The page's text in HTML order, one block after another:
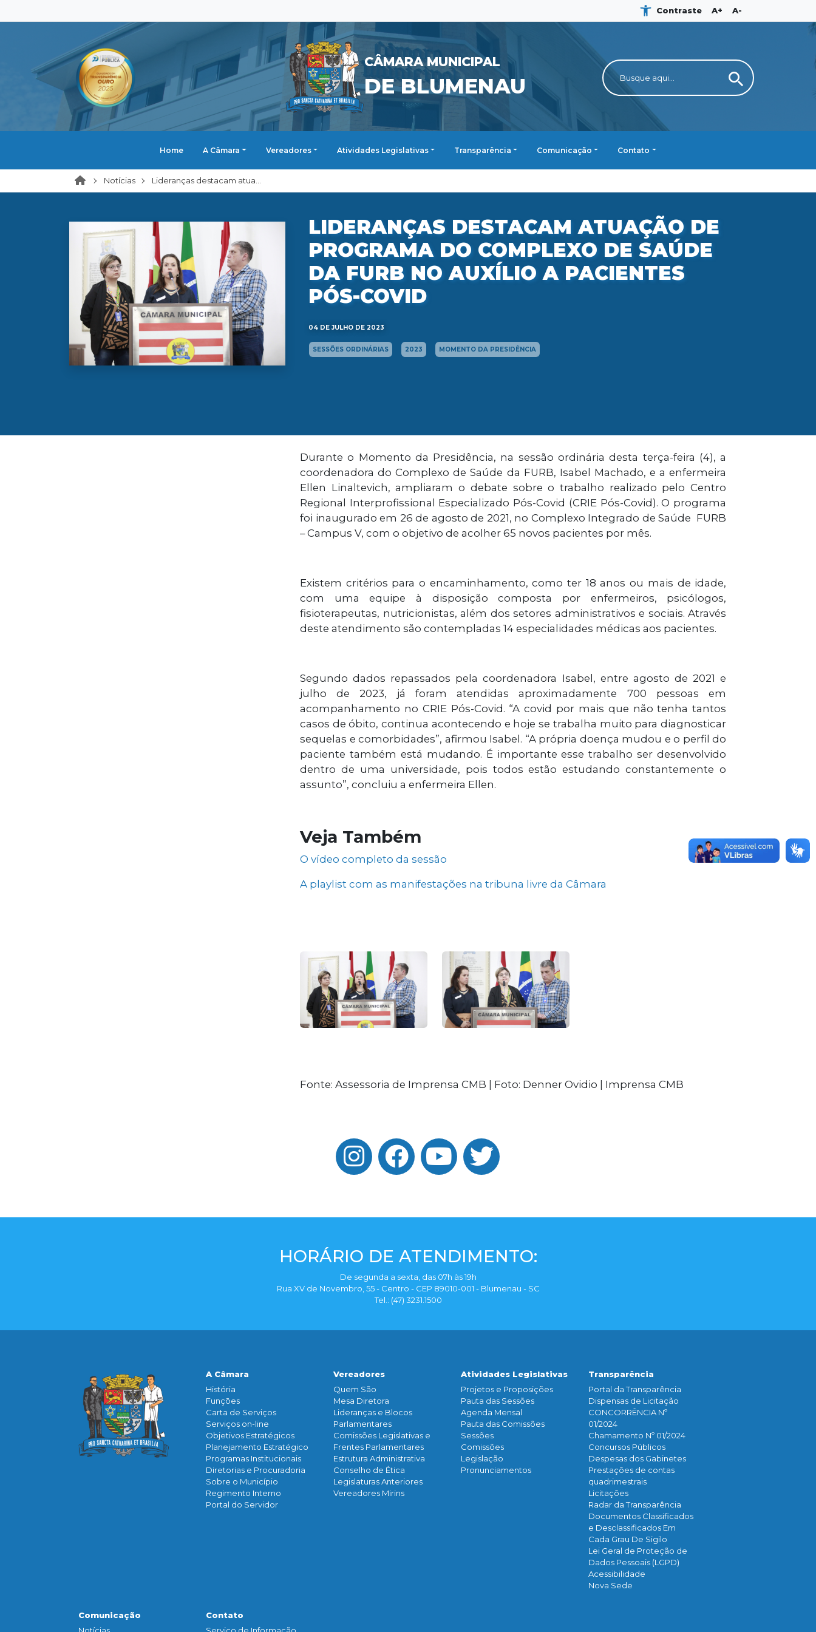
Contraste A+ A-
CÂMARA MUNICIPAL
DE BLUMENAU search
Home A Câmara Vereadores Atividades Legislativas Transparência Comunicação Contato
Notícias Lideranças destacam atua...
LIDERANÇAS DESTACAM ATUAÇÃO DE
PROGRAMA DO COMPLEXO DE SAÚDE
DA FURB NO AUXÍLIO A PACIENTES
PÓS-COVID
04 DE JULHO DE 2023
SESSÕES ORDINÁRIAS 2023 MOMENTO DA PRESIDÊNCIA
Durante o Momento da Presidência, na sessão ordinária desta terça-feira (4), a
coordenadora do Complexo de Saúde da FURB, Isabel Machado, e a enfermeira
Ellen Linaltevich, ampliaram o debate sobre o trabalho realizado pelo Centro
Regional Interprofissional Especializado Pós-Covid (CRIE Pós-Covid). O programa
foi inaugurado em 26 de agosto de 2021, no Complexo Integrado de Saúde FURB
– Campus V, com o objetivo de acolher 65 novos pacientes por mês.
Existem critérios para o encaminhamento, como ter 18 anos ou mais de idade,
com uma equipe à disposição composta por enfermeiros, psicólogos,
fisioterapeutas, nutricionistas, além dos setores administrativos e sociais. Através
deste atendimento são contempladas 14 especialidades médicas aos pacientes.
Segundo dados repassados pela coordenadora Isabel, entre agosto de 2021 e
julho de 2023, já foram atendidas aproximadamente 700 pessoas em
acompanhamento no CRIE Pós-Covid. “A covid por mais que não tenha tantos
casos de óbito, continua acontecendo e hoje se trabalha muito para diagnosticar
sequelas e comorbidades”, afirmou Isabel. “A própria doença mudou e o perfil do
paciente também está mudando. É importante esse trabalho ser desenvolvido
dentro de uma universidade, pois todos estão estudando constantemente o
assunto”, concluiu a enfermeira Ellen.
Veja Também
O vídeo completo da sessão
A playlist com as manifestações na tribuna livre da Câmara
Fonte: Assessoria de Imprensa CMB | Foto: Denner Ovidio | Imprensa CMB
HORÁRIO DE ATENDIMENTO:
De segunda a sexta, das 07h às 19h
Rua XV de Novembro, 55 - Centro - CEP 89010-001 - Blumenau - SC
Tel.: (47) 3231.1500
A Câmara
História
Funçōes
Carta de Serviços
Serviços on-line
Objetivos Estratégicos
Planejamento Estratégico
Programas Institucionais
Diretorias e Procuradoria
Sobre o Município
Regimento Interno
Portal do Servidor
Vereadores
Quem São
Mesa Diretora
Lideranças e Blocos
Parlamentares
Comissões Legislativas e
Frentes Parlamentares
Estrutura Administrativa
Conselho de Ética
Legislaturas Anteriores
Vereadores Mirins
Atividades Legislativas
Projetos e Proposições
Pauta das Sessões
Agenda Mensal
Pauta das Comissões
Sessões
Comissões
Legislação
Pronunciamentos
Transparência
Portal da Transparência
Dispensas de Licitação
CONCORRÊNCIA Nº
01/2024
Chamamento Nº 01/2024
Concursos Públicos
Despesas dos Gabinetes
Prestações de contas
quadrimestrais
Licitações
Radar da Transparência
Documentos Classificados
e Desclassificados Em
Cada Grau De Sigilo
Lei Geral de Proteção de
Dados Pessoais (LGPD)
Acessibilidade
Nova Sede
Comunicação
Contato